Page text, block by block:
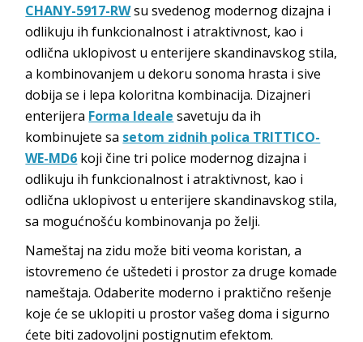
CHANY-5917-RWsu svedenog modernog dizajna i
odlikuju ih funkcionalnost i atraktivnost, kao i
odlična uklopivost u enterijere skandinavskog stila,
a kombinovanjem u dekoru sonoma hrasta i sive
dobija se i lepa koloritna kombinacija. Dizajneri
enterijera Forma Ideale savetuju da ih
kombinujete sa setom zidnih polica TRITTICO-
WE-MD6 koji čine tri police modernog dizajna i
odlikuju ih funkcionalnost i atraktivnost, kao i
odlična uklopivost u enterijere skandinavskog stila,
sa mogućnošću kombinovanja po želji.
Nameštaj na zidu može biti veoma koristan, a
istovremeno će uštedeti i prostor za druge komade
nameštaja. Odaberite moderno i praktično rešenje
koje će se uklopiti u prostor vašeg doma i sigurno
ćete biti zadovoljni postignutim efektom.